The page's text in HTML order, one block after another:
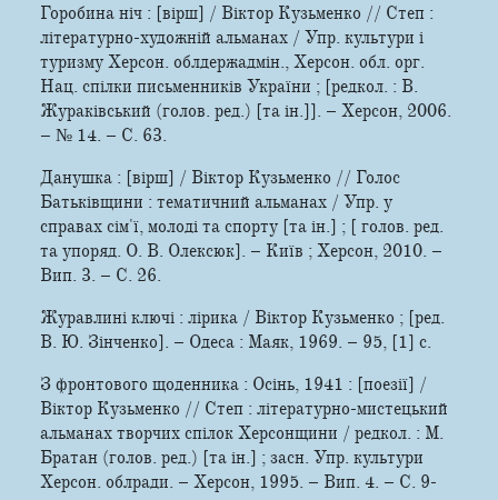
Горобина ніч : [вірш] / Віктор Кузьменко // Степ :
літературно-художній альманах / Упр. культури і
туризму Херсон. облдержадмін., Херсон. обл. орг.
Нац. спілки письменників України ; [редкол. : В.
Жураківський (голов. ред.) [та ін.]]. – Херсон, 2006.
– № 14. – С. 63.
Данушка : [вірш] / Віктор Кузьменко // Голос
Батьківщини : тематичний альманах / Упр. у
справах сім'ї, молоді та спорту [та ін.] ; [ голов. ред.
та упоряд. О. В. Олексюк]. – Київ ; Херсон, 2010. –
Вип. 3. – С. 26.
Журавлині ключі : лірика / Віктор Кузьменко ; [ред.
В. Ю. Зінченко]. – Одеса : Маяк, 1969. – 95, [1] с.
З фронтового щоденника : Осінь, 1941 : [поезії] /
Віктор Кузьменко // Степ : літературно-мистецький
альманах творчих спілок Херсонщини / редкол. : М.
Братан (голов. ред.) [та ін.] ; засн. Упр. культури
Херсон. облради. – Херсон, 1995. – Вип. 4. – С. 9-